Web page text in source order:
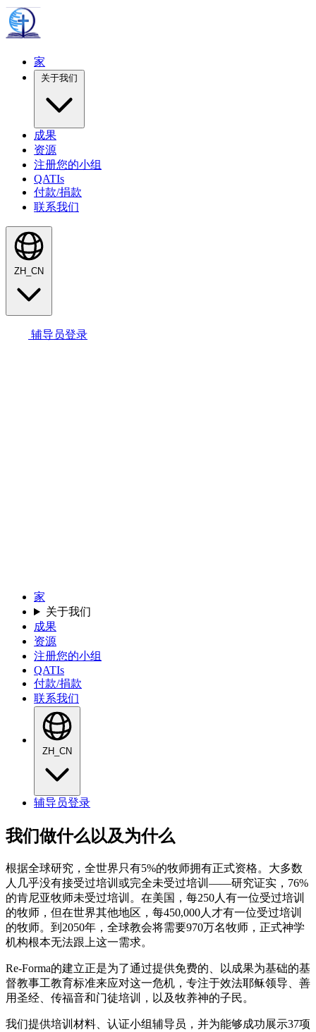
家
关于我们
成果
资源
注册您的小组
QATIs
付款/捐款
联系我们
ZH_CN
辅导员登录
家
关于我们
成果
资源
注册您的小组
QATIs
付款/捐款
联系我们
ZH_CN
辅导员登录
我们做什么以及为什么
根据全球研究，全世界只有5%的牧师拥有正式资格。大多数
人几乎没有接受过培训或完全未受过培训——研究证实，76%
的肯尼亚牧师未受过培训。在美国，每250人有一位受过培训
的牧师，但在世界其他地区，每450,000人才有一位受过培训
的牧师。到2050年，全球教会将需要970万名牧师，正式神学
机构根本无法跟上这一需求。
Re-Forma的建立正是为了通过提供免费的、以成果为基础的基
督教事工教育标准来应对这一危机，专注于效法耶稣领导、善
用圣经、传福音和门徒培训，以及牧养神的子民。
我们提供培训材料、认证小组辅导员，并为能够成功展示37项